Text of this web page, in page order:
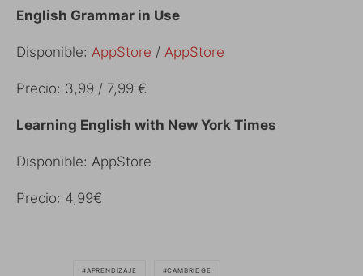
English Grammar in Use
Disponible: AppStore / AppStore
Precio: 3,99 / 7,99 €
Learning English with New York Times
Disponible: AppStore
Precio: 4,99€
APRENDIZAJE CAMBRIDGE